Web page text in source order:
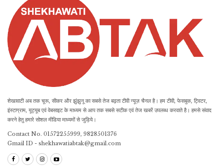
शेखावाटी अब तक चूरू, सीकर और झुंझुनू का सबसे तेज बढ़ता टीवी न्यूज़ चैनल है। हम टीवी, फेसबुक, ट्विटर,
इंस्टाग्राम, यूट्यूब एवं वेबसाइट के माध्यम से आप तक सबसे सटीक एवं तेज खबरें उपलब्ध करवाते है। हमसे संवाद
करने हेतु हमारे सोशल मीडिया माध्यमों से जुड़िये।
Contact No. 01572255999, 9828501376
Gmail ID - shekhawatiabtak@gmail.com